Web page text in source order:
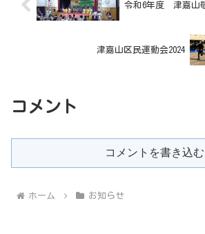
令和6年度 津嘉山
津嘉山区民運動会2024
コメント
コメントを書き込む
ホーム お知らせ